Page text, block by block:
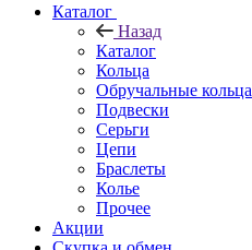
Каталог
Назад
Каталог
Кольца
Обручальные кольца
Подвески
Серьги
Цепи
Браслеты
Колье
Прочее
Акции